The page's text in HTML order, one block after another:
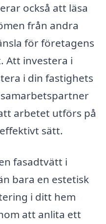
också att läsa
från andra
för företagens
Att investera i
i din fastighets
arbetet utförs på
sätt.
fasadtvätt i
bara en estetisk
i ditt hem
att anlita ett